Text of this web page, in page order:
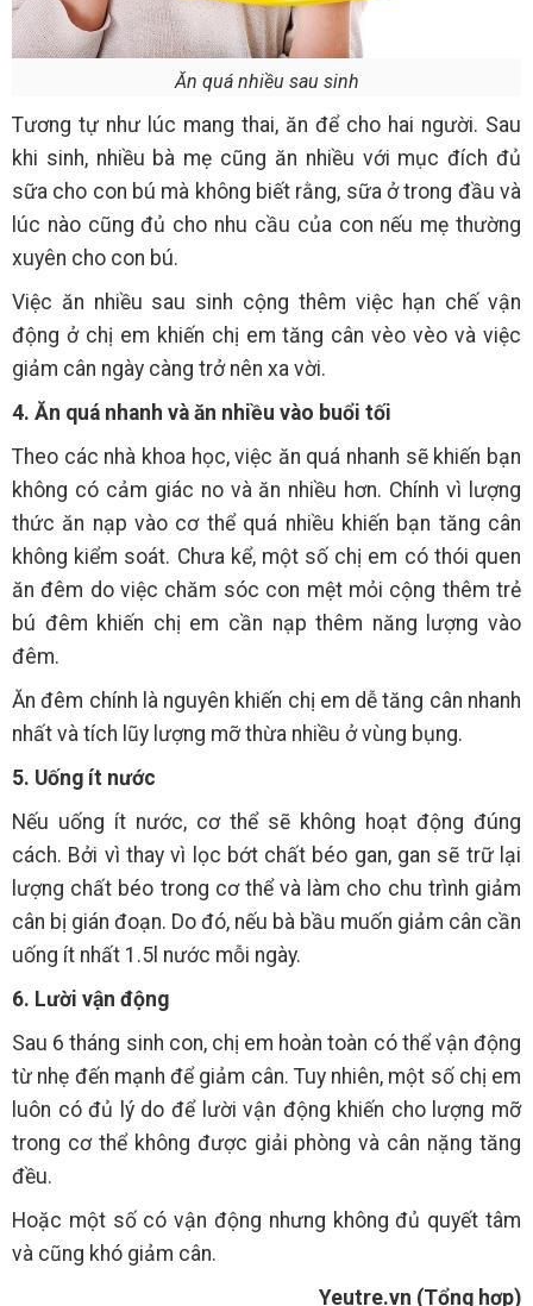
Ăn quá nhiều sau sinh
Tương tự như lúc mang thai, ăn để cho hai người. Sau
khi sinh, nhiều bà mẹ cũng ăn nhiều với mục đích đủ
sữa cho con bú mà không biết rằng, sữa ở trong đầu và
lúc nào cũng đủ cho nhu cầu của con nếu mẹ thường
xuyên cho con bú.
Việc ăn nhiều sau sinh cộng thêm việc hạn chế vận
động ở chị em khiến chị em tăng cân vèo vèo và việc
giảm cân ngày càng trở nên xa vời.
4. Ăn quá nhanh và ăn nhiều vào buổi tối
Theo các nhà khoa học, việc ăn quá nhanh sẽ khiến bạn
không có cảm giác no và ăn nhiều hơn. Chính vì lượng
thức ăn nạp vào cơ thể quá nhiều khiến bạn tăng cân
không kiểm soát. Chưa kể, một số chị em có thói quen
ăn đêm do việc chăm sóc con mệt mỏi cộng thêm trẻ
bú đêm khiến chị em cần nạp thêm năng lượng vào
đêm.
Ăn đêm chính là nguyên khiến chị em dễ tăng cân nhanh
nhất và tích lũy lượng mỡ thừa nhiều ở vùng bụng.
5. Uống ít nước
Nếu uống ít nước, cơ thể sẽ không hoạt động đúng
cách. Bởi vì thay vì lọc bớt chất béo gan, gan sẽ trữ lại
lượng chất béo trong cơ thể và làm cho chu trình giảm
cân bị gián đoạn. Do đó, nếu bà bầu muốn giảm cân cần
uống ít nhất 1.5l nước mỗi ngày.
6. Lười vận động
Sau 6 tháng sinh con, chị em hoàn toàn có thể vận động
từ nhẹ đến mạnh để giảm cân. Tuy nhiên, một số chị em
luôn có đủ lý do để lười vận động khiến cho lượng mỡ
trong cơ thể không được giải phòng và cân nặng tăng
đều.
Hoặc một số có vận động nhưng không đủ quyết tâm
và cũng khó giảm cân.
Yeutre.vn (Tổng hợp)